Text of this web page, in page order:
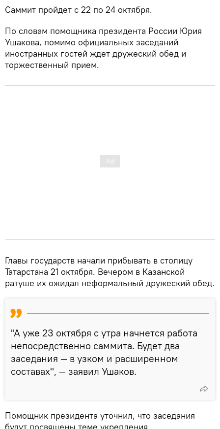
Саммит пройдет с 22 по 24 октября.
По словам помощника президента России Юрия
Ушакова, помимо официальных заседаний
иностранных гостей ждет дружеский обед и
торжественный прием.
Главы государств начали прибывать в столицу
Татарстана 21 октября. Вечером в Казанской
ратуше их ожидал неформальный дружеский обед.
"А уже 23 октября с утра начнется работа
непосредственно саммита. Будет два
заседания — в узком и расширенном
составах", — заявил Ушаков.
Помощник президента уточнил, что заседания
будут посвящены теме укрепления